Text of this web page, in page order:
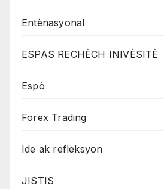
Entènasyonal
ESPAS RECHÈCH INIVÈSITÈ
Espò
Forex Trading
Ide ak refleksyon
JISTIS